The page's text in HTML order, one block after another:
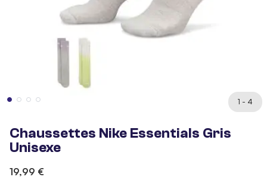
1 - 4
Chaussettes Nike Essentials Gris
Unisexe
19,99 €